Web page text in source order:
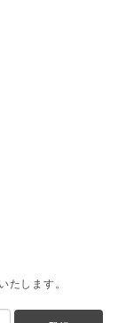
たします。